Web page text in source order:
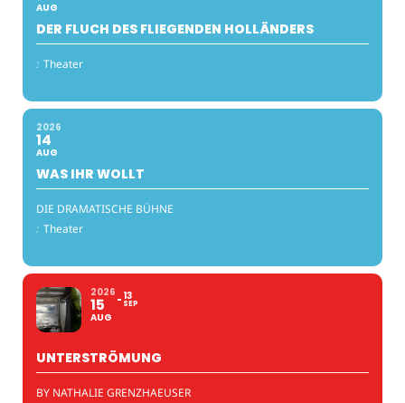
AUG
DER FLUCH DES FLIEGENDEN HOLLÄNDERS
: Theater
2026
14
AUG
WAS IHR WOLLT
DIE DRAMATISCHE BÜHNE
: Theater
2026
15
AUG
13
SEP
UNTERSTRÖMUNG
BY NATHALIE GRENZHAEUSER